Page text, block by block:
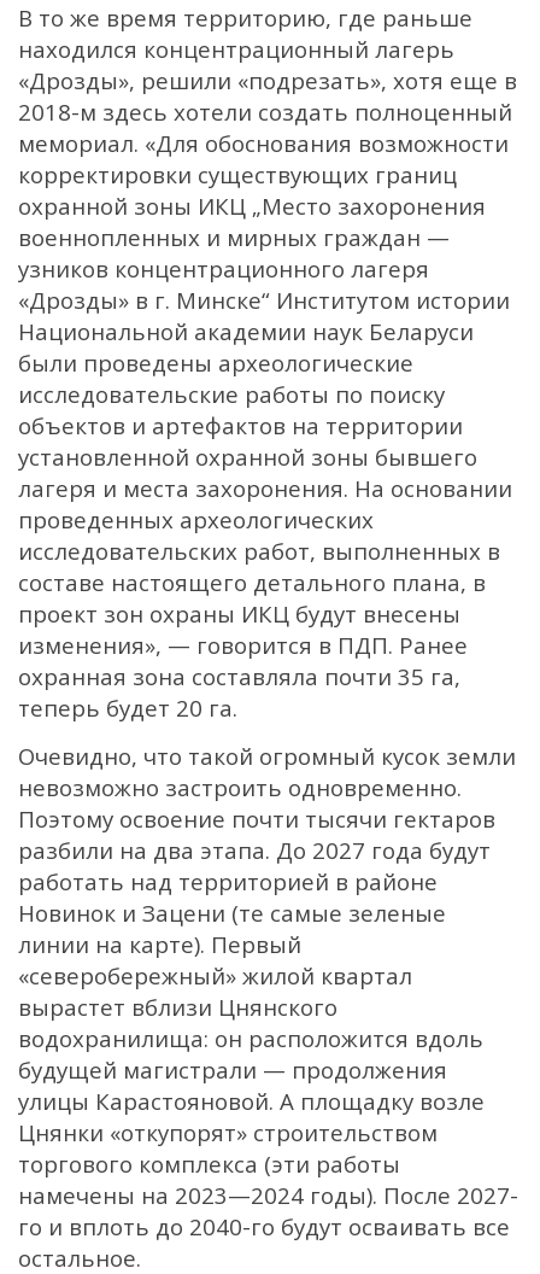
В то же время территорию, где раньше
находился концентрационный лагерь
«Дрозды», решили «подрезать», хотя еще в
2018-м здесь хотели создать полноценный
мемориал. «Для обоснования возможности
корректировки существующих границ
охранной зоны ИКЦ „Место захоронения
военнопленных и мирных граждан —
узников концентрационного лагеря
«Дрозды» в г. Минске“ Институтом истории
Национальной академии наук Беларуси
были проведены археологические
исследовательские работы по поиску
объектов и артефактов на территории
установленной охранной зоны бывшего
лагеря и места захоронения. На основании
проведенных археологических
исследовательских работ, выполненных в
составе настоящего детального плана, в
проект зон охраны ИКЦ будут внесены
изменения», — говорится в ПДП. Ранее
охранная зона составляла почти 35 га,
теперь будет 20 га.
Очевидно, что такой огромный кусок земли
невозможно застроить одновременно.
Поэтому освоение почти тысячи гектаров
разбили на два этапа. До 2027 года будут
работать над территорией в районе
Новинок и Зацени (те самые зеленые
линии на карте). Первый
«северобережный» жилой квартал
вырастет вблизи Цнянского
водохранилища: он расположится вдоль
будущей магистрали — продолжения
улицы Карастояновой. А площадку возле
Цнянки «откупорят» строительством
торгового комплекса (эти работы
намечены на 2023—2024 годы). После 2027-
го и вплоть до 2040-го будут осваивать все
остальное.